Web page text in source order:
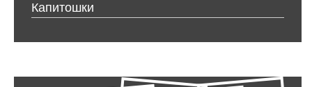
Капитошки